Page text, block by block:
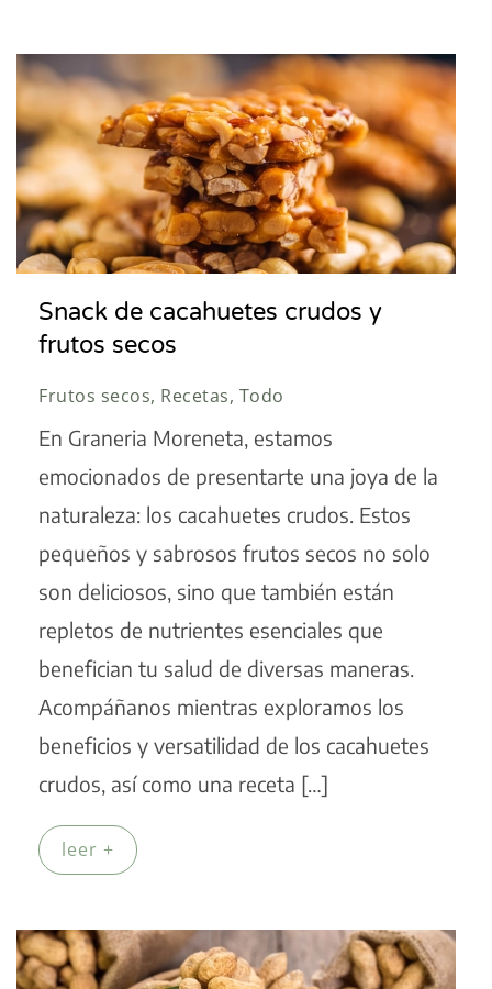
Snack de cacahuetes crudos y
frutos secos
Frutos secos, Recetas, Todo
En Graneria Moreneta, estamos
emocionados de presentarte una joya de la
naturaleza: los cacahuetes crudos. Estos
pequeños y sabrosos frutos secos no solo
son deliciosos, sino que también están
repletos de nutrientes esenciales que
benefician tu salud de diversas maneras.
Acompáñanos mientras exploramos los
beneficios y versatilidad de los cacahuetes
crudos, así como una receta […]
leer +